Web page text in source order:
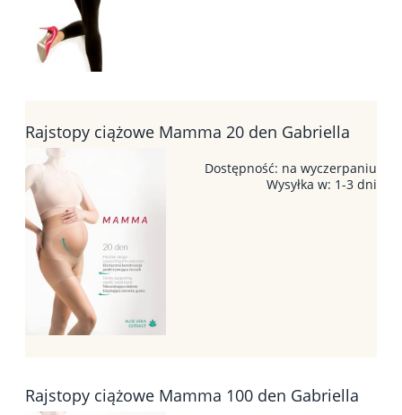
Rajstopy ciążowe Mamma 20 den Gabriella
Dostępność: na wyczerpaniu
Wysyłka w: 1-3 dni
Rajstopy ciążowe Mamma 100 den Gabriella